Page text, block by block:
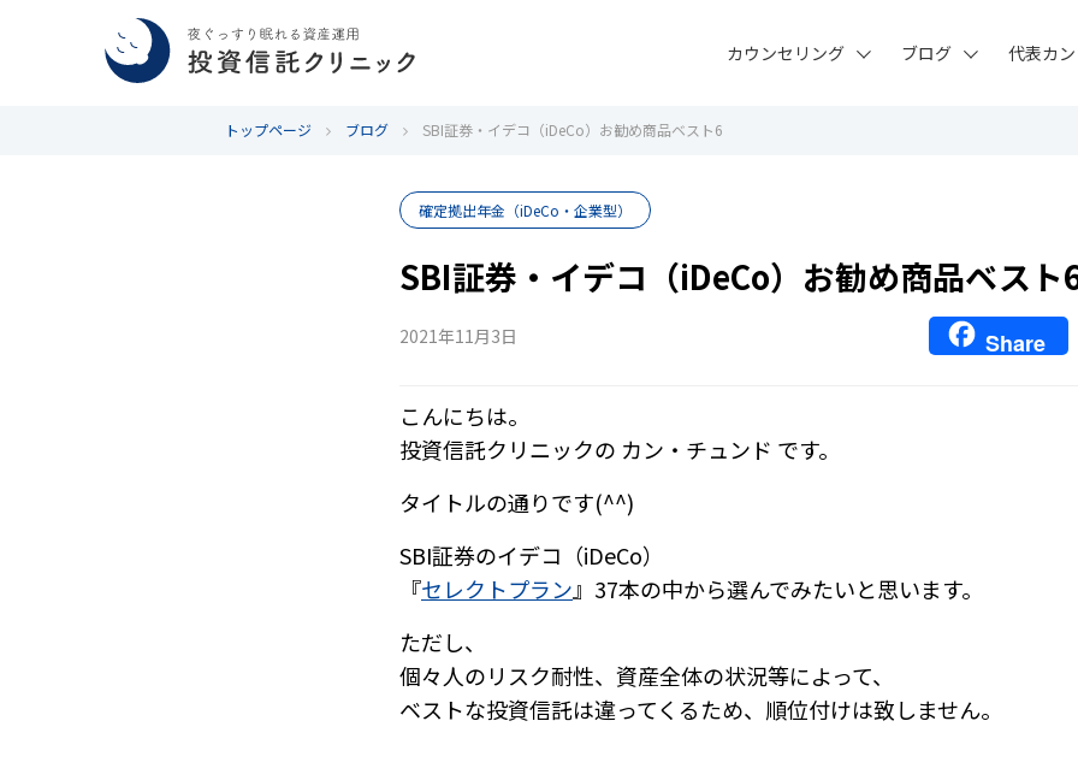
カウンセリング ブログ 代表カ
トップページ ブログ SBI証券・イデコ（iDeCo）お勧め商品ベスト6
確定拠出年金（iDeCo・企業型）
SBI証券・イデコ（iDeCo）お勧め商品ベスト
2021年11月3日 Share
こんにちは。
投資信託クリニックの カン・チュンド です。
タイトルの通りです(^^)
SBI証券のイデコ（iDeCo）
『セレクトプラン』37本の中から選んでみたいと思います。
ただし、
個々人のリスク耐性、資産全体の状況等によって、
ベストな投資信託は違ってくるため、順位付けは致しません。